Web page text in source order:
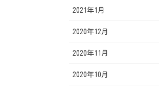
2021年1月
2020年12月
2020年11月
2020年10月